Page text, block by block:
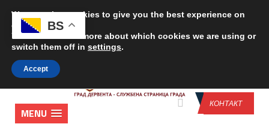
CONTACT US
КОНТАКТ
MENU
BS
We are using cookies to give you the best experience on
our website.
You can find out more about which cookies we are using or
switch them off in settings.
Accept